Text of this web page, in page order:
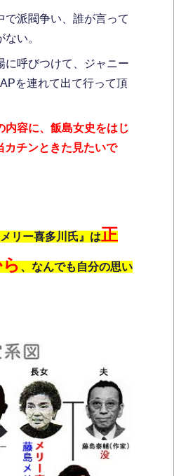
で派閥争い、誰が言って
い。
に呼びつけて、ジャニー
を連れて出て行って頂
内容に、飯島女史をはじ
カチンときた見たいで
リー喜多川氏』は正
、なんでも自分の思い